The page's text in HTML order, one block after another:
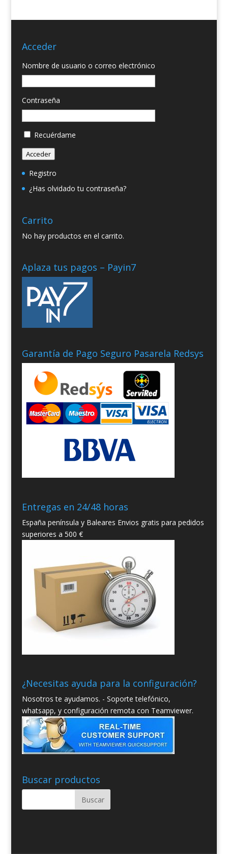
Acceder
Nombre de usuario o correo electrónico
Contraseña
Recuérdame
Acceder
Registro
¿Has olvidado tu contraseña?
Carrito
No hay productos en el carrito.
Aplaza tus pagos – Payin7
Garantía de Pago Seguro Pasarela Redsys
Entregas en 24/48 horas
España península y Baleares Envios gratis para pedidos
superiores a 500 €
¿Necesitas ayuda para la configuración?
Nosotros te ayudamos. - Soporte telefónico,
whatsapp, y configuración remota con Teamviewer.
Buscar productos